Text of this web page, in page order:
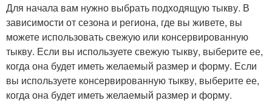
Для начала вам нужно выбрать подходящую тыкву. В
зависимости от сезона и региона, где вы живете, вы
можете использовать свежую или консервированную
тыкву. Если вы используете свежую тыкву, выберите ее,
когда она будет иметь желаемый размер и форму. Если
вы используете консервированную тыкву, выберите ее,
когда она будет иметь желаемый размер и форму.